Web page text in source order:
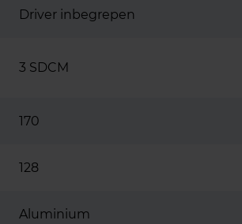
Driver inbegrepen
3 SDCM
170
128
Aluminium